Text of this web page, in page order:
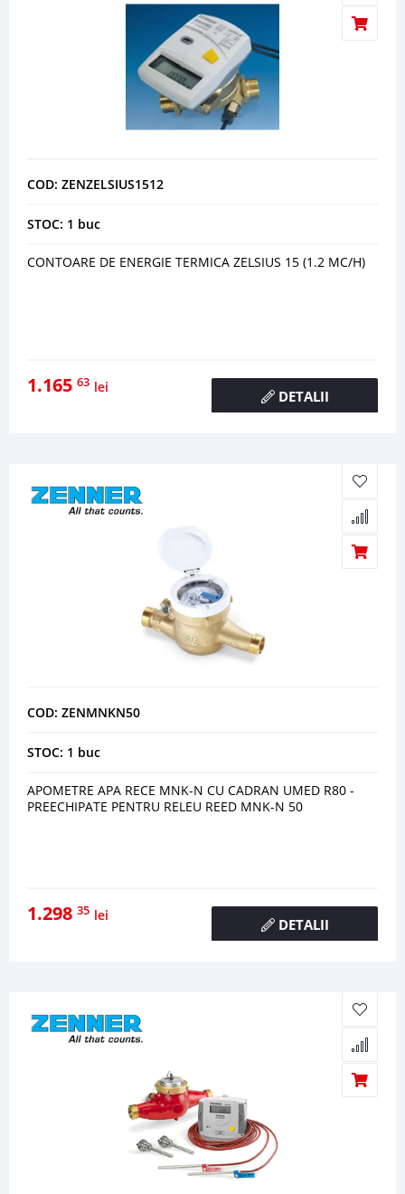
COD: ZENZELSIUS1512
STOC: 1 buc
CONTOARE DE ENERGIE TERMICA ZELSIUS 15 (1.2 MC/H)
1.165 63 lei
DETALII
COD: ZENMNKN50
STOC: 1 buc
APOMETRE APA RECE MNK-N CU CADRAN UMED R80 -
PREECHIPATE PENTRU RELEU REED MNK-N 50
1.298 35 lei
DETALII